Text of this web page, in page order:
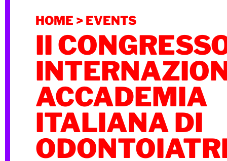
HOME > EVENTS
II
ACCADEMIA
ITALIANA DI